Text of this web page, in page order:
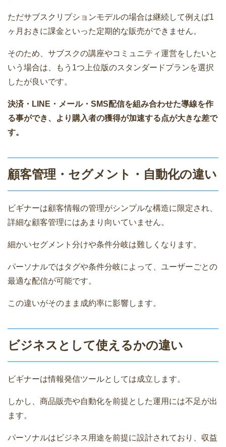
ただサブスクリプションモデルの場合は継続して例えば1
ヶ月おきに課金といった定期的な販売ができません。
そのため、サブスクの講座やコミュニティ運営をしたいと
いう場合は、もう1つ上位版のスタンダードプランを選択
したが良いです。
決済・LINE・メール・SMS配信を組み合わせた導線を作
る事ができ、より購入者の獲得が加速する点が大きな差で
す。
顧客管理・セグメント・自動化の違い
ビギナーは顧客情報の管理がシンプルな構造に限定され、
詳細な顧客管理にはあまり向いていません。
細かいセグメント分けや条件分岐は難しくなります。
パーソナルではタグや条件分岐によって、ユーザーごとの
最適な配信が可能です。
この違いがそのまま成約率に影響します。
ビジネスとして使えるかの違い
ビギナーは情報発信ツールとしては成立します。
しかし、商品販売や自動化を前提とした運用には不足が出
ます。
パーソナルはビジネス用途を前提に設計されており、収益